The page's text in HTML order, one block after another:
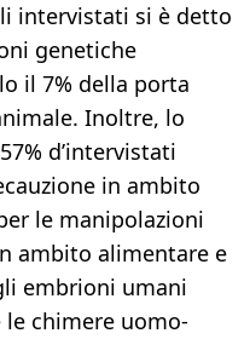
intervistati si è detto
genetiche
il 7% della porta
Inoltre, lo
d’intervistati
in ambito
le manipolazioni
ambito alimentare e
embrioni umani
chimere uomo-